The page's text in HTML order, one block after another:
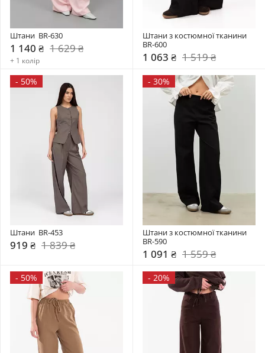
Штани  BR-630
1 140 ₴ 1 629 ₴
+ 1 колір
Штани з костюмної тканини
BR-600
1 063 ₴ 1 519 ₴
- 50%
Штани  BR-453
919 ₴ 1 839 ₴
- 30%
Штани з костюмної тканини
BR-590
1 091 ₴ 1 559 ₴
- 50% - 20%